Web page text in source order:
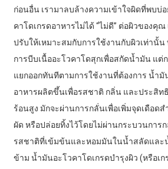
ก่อนอื่น เรามาลบล้างความเข้าใจผิดที่พบบ่
คาโดเกรดอาหารไม่ได้ “ไม่ดี” ต่อผิวของคุ
ปรับให้เหมาะสมกับการใช้งานกับผิวเท่านั้
การบีบเนื้ออะโวคาโดสุกเพื่อสกัดน้ำมัน แต่
แยกออกทันทีตามการใช้งานที่ต้องการ น้ำมั
อาหารผลิตขึ้นเพื่อรสชาติ กลิ่น และประสิท
ร้อนสูง มักจะผ่านการกลั่นเพื่อเพิ่มจุดเดือด
ผัด หรือปล่อยทิ้งไว้โดยไม่ผ่านกระบวนการ
รสชาติที่เข้มข้นและหอมมันในน้ำสลัดและ
ข้าม น้ำมันอะโวคาโดเกรดบำรุงผิว (หรือเก